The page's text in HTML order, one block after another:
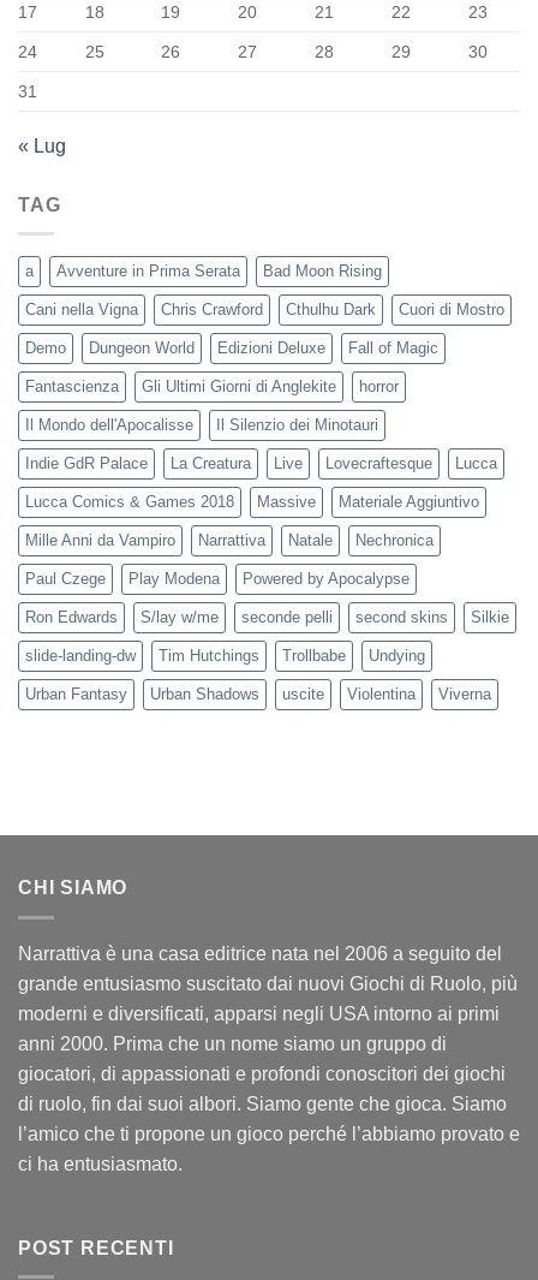
17 18 19 20 21 22 23
24 25 26 27 28 29 30
31
« Lug
TAG
a Avventure in Prima Serata Bad Moon Rising
Cani nella Vigna Chris Crawford Cthulhu Dark Cuori di Mostro
Demo Dungeon World Edizioni Deluxe Fall of Magic
Fantascienza Gli Ultimi Giorni di Anglekite horror
Il Mondo dell'Apocalisse Il Silenzio dei Minotauri
Indie GdR Palace La Creatura Live Lovecraftesque Lucca
Lucca Comics & Games 2018 Massive Materiale Aggiuntivo
Mille Anni da Vampiro Narrattiva Natale Nechronica
Paul Czege Play Modena Powered by Apocalypse
Ron Edwards S/lay w/me seconde pelli second skins Silkie
slide-landing-dw Tim Hutchings Trollbabe Undying
Urban Fantasy Urban Shadows uscite Violentina Viverna
CHI SIAMO
Narrattiva è una casa editrice nata nel 2006 a seguito del
grande entusiasmo suscitato dai nuovi Giochi di Ruolo, più
moderni e diversificati, apparsi negli USA intorno ai primi
anni 2000. Prima che un nome siamo un gruppo di
giocatori, di appassionati e profondi conoscitori dei giochi
di ruolo, fin dai suoi albori. Siamo gente che gioca. Siamo
l’amico che ti propone un gioco perché l’abbiamo provato e
ci ha entusiasmato.
POST RECENTI